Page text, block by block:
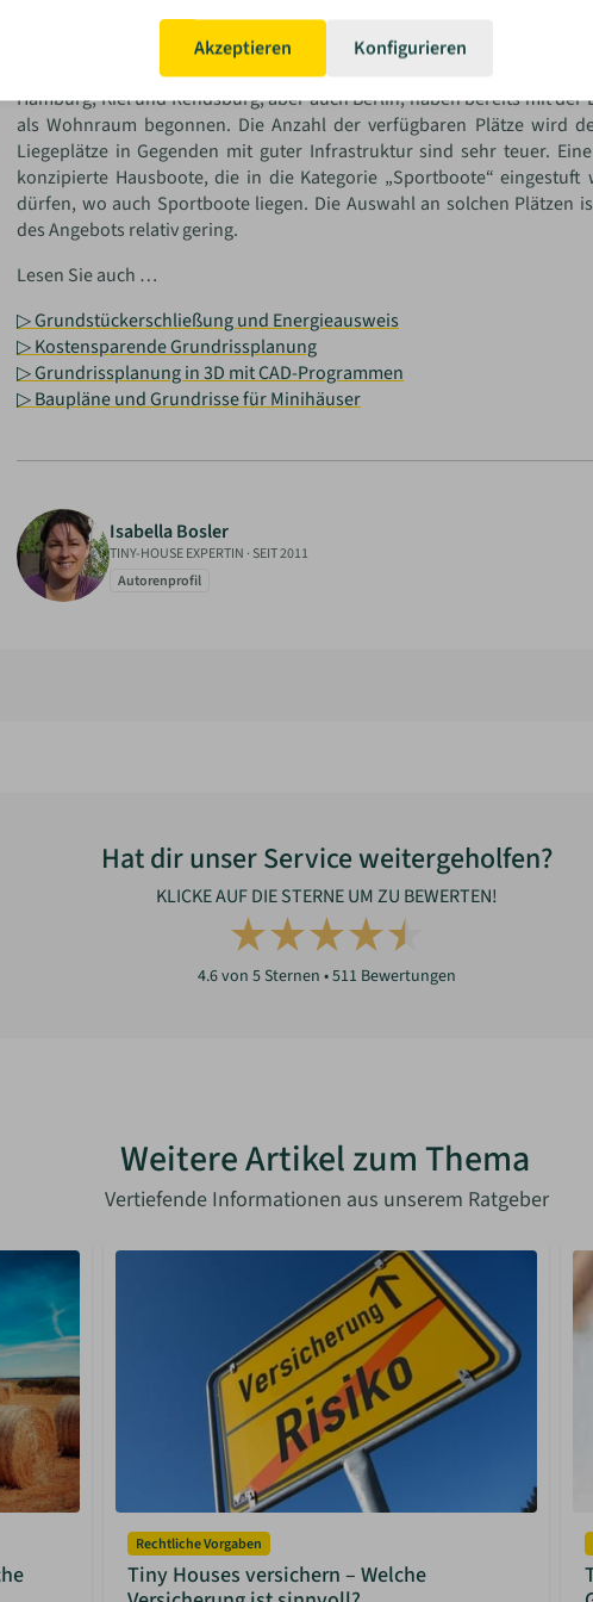
Wer in einem Haus auf dem Wasser wohnen möchte und keinen
für diesen gelten wasserbaurechtliche Vorschriften.
Hamburg, Kiel und Rendsburg, aber auch Berlin, haben bereits mit
als Wohnraum begonnen. Die Anzahl der verfügbaren Plätze wird
Liegeplätze in Gegenden mit guter Infrastruktur sind sehr teuer.
konzipierte Hausboote, die in die Kategorie „Sportboote“
dürfen, wo auch Sportboote liegen. Die Auswahl an solchen Plätzen
des Angebots relativ gering.
Lesen Sie auch …
▷ Grundstückerschließung und Energieausweis
▷ Kostensparende Grundrissplanung
▷ Grundrissplanung in 3D mit CAD-Programmen
▷ Baupläne und Grundrisse für Minihäuser
Isabella Bosler
TINY-HOUSE EXPERTIN · SEIT 2011
Autorenprofil
Hat dir unser Service weitergeholfen?
KLICKE AUF DIE STERNE UM ZU BEWERTEN!
4.6von 5 Sternen •511 Bewertungen
Weitere Artikel zum Thema
Vertiefende Informationen aus unserem Ratgeber
Rechtliche Vorgaben
Tiny Houses versichern – Welche
Akzeptieren Konfigurieren